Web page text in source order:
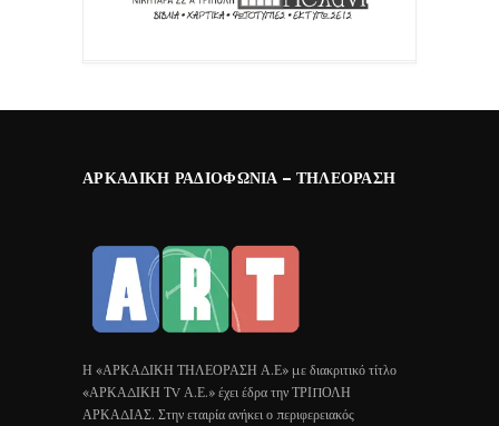
ΑΡΚΑΔΙΚΉ ΡΑΔΙΟΦΩΝΊΑ – ΤΗΛΕΌΡΑΣΗ
Η «ΑΡΚΑΔΙΚΗ ΤΗΛΕΟΡΑΣΗ Α.Ε» με διακριτικό τίτλο
«ΑΡΚΑΔΙΚΗ ΤV Α.Ε.» έχει έδρα την ΤΡΙΠΟΛΗ
ΑΡΚΑΔΙΑΣ. Στην εταιρία ανήκει ο περιφερειακός